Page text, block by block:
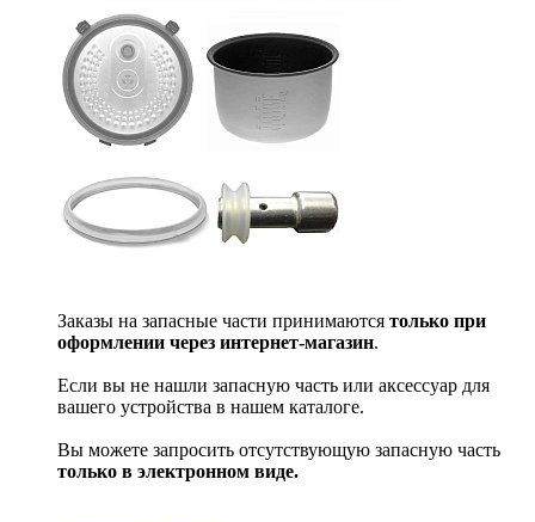
Заказы на запасные части принимаются только при
оформлении через интернет-магазин.
Если вы не нашли запасную часть или аксессуар для
вашего устройства в нашем каталоге.
Вы можете запросить отсутствующую запасную часть
только в электронном виде.